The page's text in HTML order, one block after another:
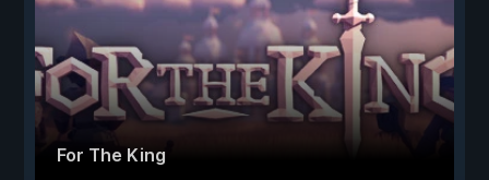
For The King